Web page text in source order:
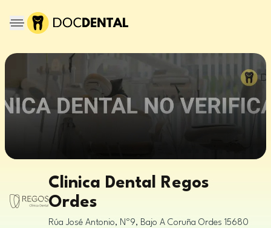
Clinica Dental Regos
Ordes
Rúa José Antonio, Nº9, Bajo A Coruña Ordes 15680